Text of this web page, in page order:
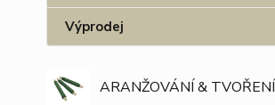
Výprodej
ARANŽOVÁNÍ & TVOŘENÍ